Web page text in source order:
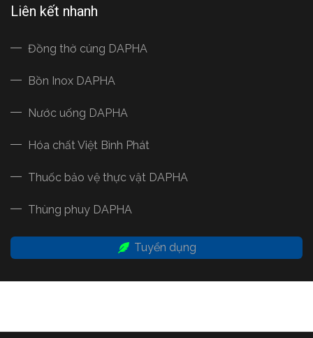
Liên kết nhanh
Đồng thờ cúng DAPHA
Bồn Inox DAPHA
Nước uống DAPHA
Hóa chất Việt Bình Phát
Thuốc bảo vệ thực vật DAPHA
Thùng phuy DAPHA
Tuyển dụng